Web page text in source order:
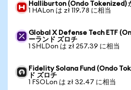
Halliburton (Ondo Tokenized)
1 HALon は zł 119.78 に相当
Global X Defense Tech ETF
ーランド ズロチ
1 SHLDon は zł 257.39 に相当
Fidelity Solana Fund (Ondo
ド ズロチ
1 FSOLon は zł 32.47 に相当